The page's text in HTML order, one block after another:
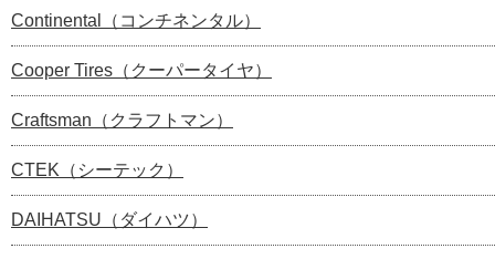
Continental（コンチネンタル）
Cooper Tires（クーパータイヤ）
Craftsman（クラフトマン）
CTEK（シーテック）
DAIHATSU（ダイハツ）